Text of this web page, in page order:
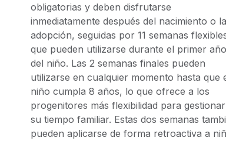
obligatorias y deben disfrutarse
inmediatamente después del nacimiento o la
adopción, seguidas por 11 semanas
que pueden utilizarse durante el primer año
del niño. Las 2 semanas finales pueden
utilizarse en cualquier momento hasta que
niño cumpla 8 años, lo que ofrece a los
progenitores más flexibilidad para gestionar
su tiempo familiar. Estas dos semanas
pueden aplicarse de forma retroactiva a